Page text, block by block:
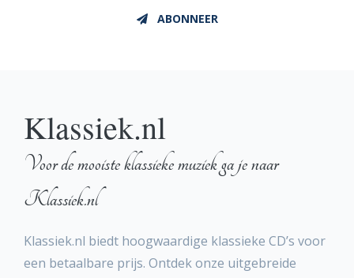
ABONNEER
Klassiek.nl
Voor de mooiste klassieke muziek ga je naar
Klassiek.nl
Klassiek.nl biedt hoogwaardige klassieke CD’s voor
een betaalbare prijs. Ontdek onze uitgebreide